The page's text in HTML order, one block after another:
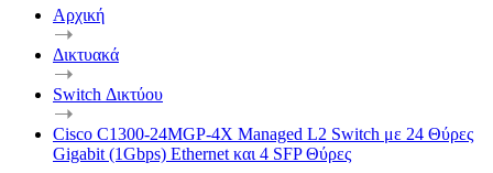
Αρχική
Δικτυακά
Switch Δικτύου
Cisco C1300-24MGP-4X Managed L2 Switch με 24 Θύρες
Gigabit (1Gbps) Ethernet και 4 SFP Θύρες